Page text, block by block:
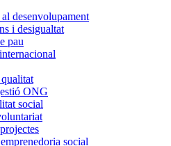
desenvolupament
i desigualtat
pau
ONG
social
social